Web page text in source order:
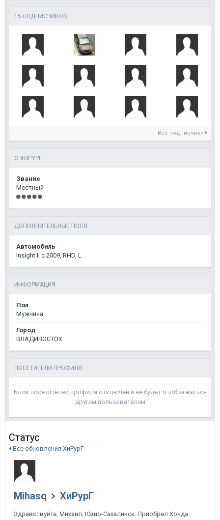
15 ПОДПИСЧИКОВ
Все подписчики
О ХИРУРГ
Звание
Местный
ДОПОЛНИТЕЛЬНЫЕ ПОЛЯ
Автомобиль
Insight II c 2009, RHD, L
ИНФОРМАЦИЯ
Пол
Мужчина
Город
ВЛАДИВОСТОК
ПОСЕТИТЕЛИ ПРОФИЛЯ
Блок посетителей профиля отключен и не будет отображаться
другим пользователям
Статус
Все обновления ХиРурГ
Mihasq ХиРурГ
Здравствуйте, Михаил, Юэно-Сахалинск. Приобрел Хонда